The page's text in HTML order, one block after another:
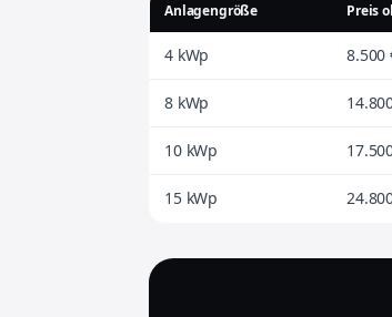
Anlagengröße Preis
4 kWp 8.500
8 kWp
10 kWp
15 kWp